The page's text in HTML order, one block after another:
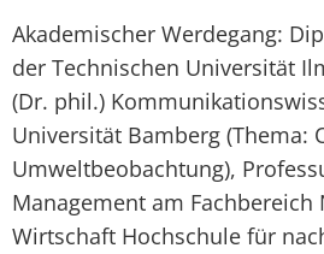
Akademischer Werdegang:
der Technischen Universität
(Dr. phil.)
Universität Bamberg (Thema:
Umweltbeobachtung),
Management am Fachbereich
Wirtschaft Hochschule für